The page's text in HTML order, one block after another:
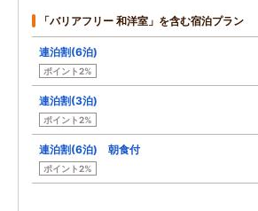
「バリアフリー 和洋室」を含む宿泊プラン
連泊割(6泊)
ポイント2%
連泊割(3泊)
ポイント2%
連泊割(6泊) 朝食付
ポイント2%